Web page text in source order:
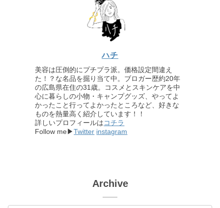
ハチ
美容は圧倒的にプチプラ派。価格設定間違え
た！？な名品を掘り当て中。ブロガー歴約20年
の広島県在住の31歳。コスメとスキンケアを中
心に暮らしの小物・キャンプグッズ、やってよ
かったこと行ってよかったところなど、好きな
ものを熱量高く紹介しています！！
詳しいプロフィールはコチラ
Follow me▶Twitter instagram
Archive